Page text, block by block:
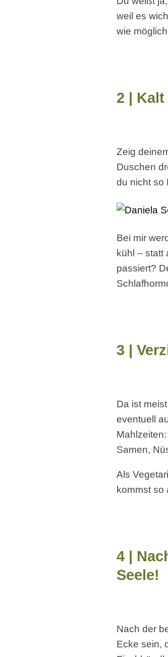
weil es
wie
2 |
Zeig
Duschen
du nicht so
Bei mir
kühl – statt
passiert?
3 |
Da ist
eventuell
Samen,
Als
kommst so
4 |
Seele!
Nach der
Ecke sein,